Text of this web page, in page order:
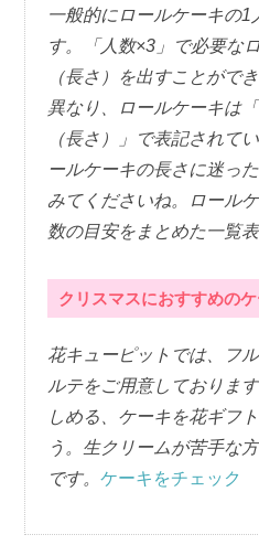
一般的にロールケーキの
す。「人数×3」で必要な
（長さ）を出すことがで
異なり、ロールケーキは
（長さ）」で表記されて
ールケーキの長さに迷っ
みてくださいね。ロール
数の目安をまとめた一覧
クリスマスにおすすめの
花キューピットでは、フ
ルテをご用意しておりま
しめる、ケーキを花ギフ
う。生クリームが苦手な
です。ケーキをチェック